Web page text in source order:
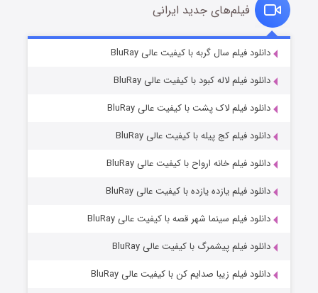
قسمت۷ (زیرنویس) منتشر شد
فیلم‌های جدید ایرانی
دانلود فیلم سال گربه با کیفیت عالی BluRay
دانلود فیلم لاله کبود با کیفیت عالی BluRay
دانلود فیلم لاک پشت با کیفیت عالی BluRay
دانلود فیلم کج‌ پیله با کیفیت عالی BluRay
دانلود فیلم خانه ارواح با کیفیت عالی BluRay
دانلود فیلم یازده یازده با کیفیت عالی BluRay
دانلود فیلم سینما شهر قصه با کیفیت عالی BluRay
دانلود فیلم پیشمرگ با کیفیت عالی BluRay
دانلود فیلم زیبا صدایم کن با کیفیت عالی BluRay